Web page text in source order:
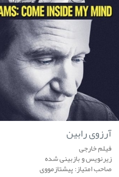
آرزوی رابین
فیلم خارجی
زیرنویس و بازبینی شده
صاحب امتیاز: پیشتازمووی